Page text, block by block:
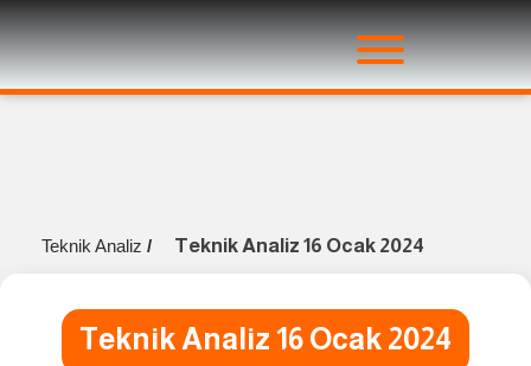
Teknik Analiz / Teknik Analiz 16 Ocak 2024
Teknik Analiz 16 Ocak 2024